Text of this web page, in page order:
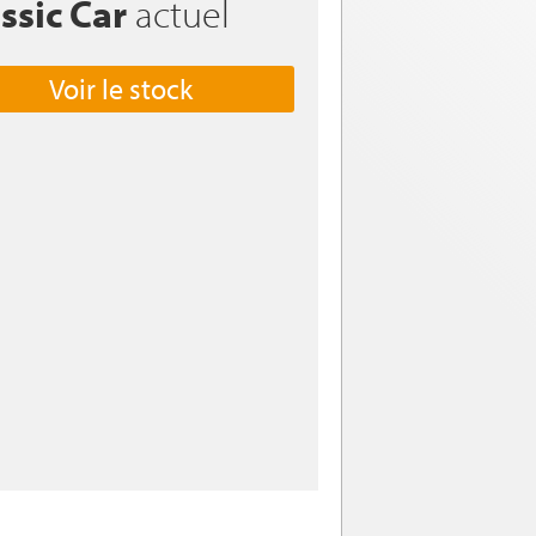
Car actuel
Voir le stock